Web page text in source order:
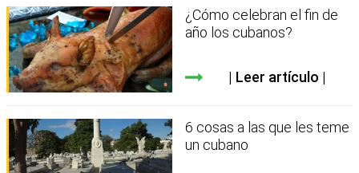
¿Cómo celebran el fin de
año los cubanos?
Leer artículo
6 cosas a las que les teme
un cubano